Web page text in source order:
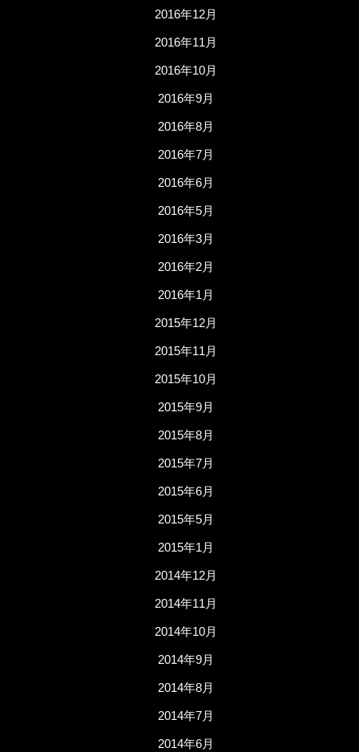
2016年12月
2016年11月
2016年10月
2016年9月
2016年8月
2016年7月
2016年6月
2016年5月
2016年3月
2016年2月
2016年1月
2015年12月
2015年11月
2015年10月
2015年9月
2015年8月
2015年7月
2015年6月
2015年5月
2015年1月
2014年12月
2014年11月
2014年10月
2014年9月
2014年8月
2014年7月
2014年6月